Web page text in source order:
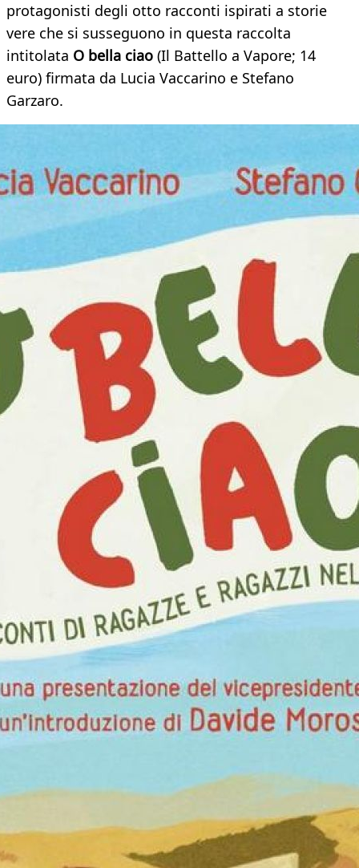
protagonisti degli otto racconti ispirati a storie
vere che si susseguono in questa raccolta
intitolata O bella ciao (Il Battello a Vapore; 14
euro) firmata da Lucia Vaccarino e Stefano
Garzaro.